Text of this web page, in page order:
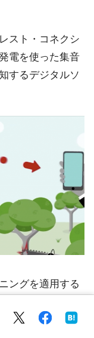
スト・コネクシ
電を使った集音
するデジタルソ
ングを適用する
検知し、アラー